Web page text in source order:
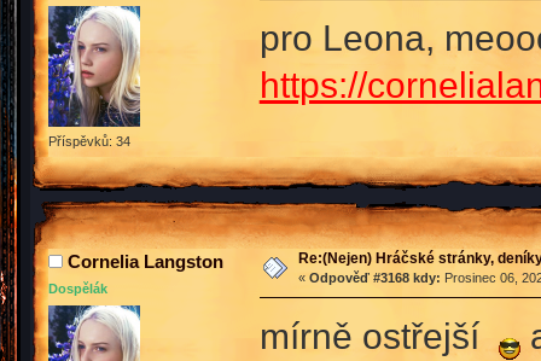
Příspěvků: 34
pro Leona,
https://
Cornelia Langston
Dospělák
Re:(Nejen) Hráčské stránky,
« Odpověď #3168 kdy: Prosinec 06,
mírně ostřejší